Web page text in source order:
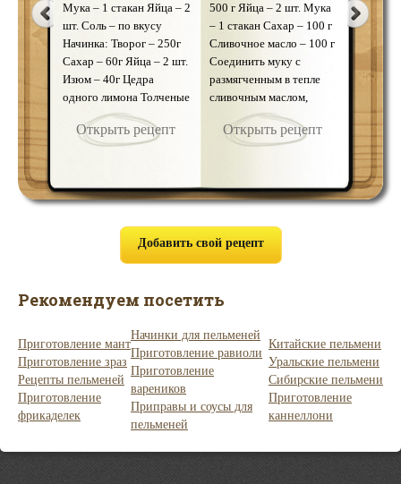
Мука – 1 стакан Яйца – 2
шт. Соль – по вкусу
Начинка: Творог – 250г
Сахар – 60г Яйца – 2 шт.
Изюм – 40г Цедра
одного лимона Толченые
орехи для посыпки Из
мук …
Открыть рецепт
кг Яйца – 2 шт. Вода – 1
1/4 стакана Соль – по
вкусу Начинка: Белые
грибы – 500 г Репчатый
лук – 4 шт. Растительное
масло – 2 ст. ложки Сур
сулугуни – 50 г Кинза
(р …Открыть рецепт
500 г Яйца – 2 шт. Мука
– 1 стакан Сахар – 100 г
Сливочное масло – 100 г
Соединить муку с
размягченным в тепле
сливочным маслом,
добавить яйца, творог и
саха …
Открыть рецепт
рыба
белой
по
вку …
Добавить свой рецепт
Рекомендуем посетить
Приготовление мант
Приготовление зраз
Рецепты пельменей
Приготовление
фрикаделек
Начинки для пельменей
Приготовление равиоли
Приготовление
вареников
Приправы и соусы для
пельменей
Китайские пельмени
Уральские пельмени
Сибирские пельмени
Приготовление
каннеллони